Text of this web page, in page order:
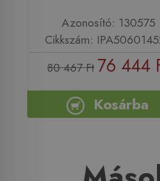
Azonosító: 130575
Cikkszám:
80 467 Ft 76 444
Kosárba